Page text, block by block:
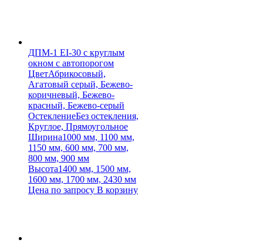
ДПМ-1 EI-30 с круглым
окном с автопорогом
ЦветАбрикосовый,
Агатовый серый, Бежево-
коричневый, Бежево-
красный, Бежево-серый
ОстеклениеБез остекления,
Круглое, Прямоугольное
Ширина1000 мм, 1100 мм,
1150 мм, 600 мм, 700 мм,
800 мм, 900 мм
Высота1400 мм, 1500 мм,
1600 мм, 1700 мм, 2430 мм
Цена по запросу В корзину